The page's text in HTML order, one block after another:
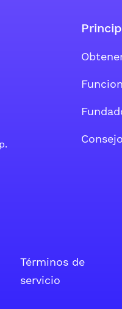
de la cuenta de
social de la
el grupo social
Términos de
servicio